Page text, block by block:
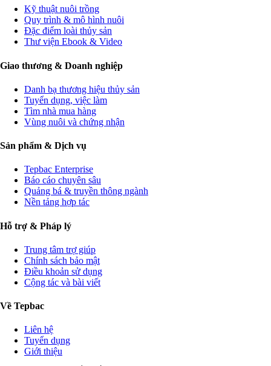
Kỹ thuật nuôi trồng
Quy trình & mô hình nuôi
Đặc điểm loài thủy sản
Thư viện Ebook & Video
Giao thương & Doanh nghiệp
Danh bạ thương hiệu thủy sản
Tuyển dụng, việc làm
Tìm nhà mua hàng
Vùng nuôi và chứng nhận
Sản phẩm & Dịch vụ
Tepbac Enterprise
Báo cáo chuyên sâu
Quảng bá & truyền thông ngành
Nền tảng hợp tác
Hỗ trợ & Pháp lý
Trung tâm trợ giúp
Chính sách bảo mật
Điều khoản sử dụng
Cộng tác và bài viết
Về Tepbac
Liên hệ
Tuyển dụng
Giới thiệu